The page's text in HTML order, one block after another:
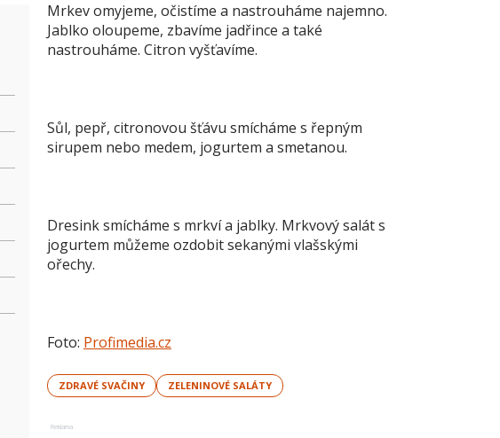
Mrkev omyjeme, očistíme a nastrouháme najemno.
Jablko oloupeme, zbavíme jadřince a také
nastrouháme. Citron vyšťavíme.
Sůl, pepř, citronovou šťávu smícháme s řepným
sirupem nebo medem, jogurtem a smetanou.
Dresink smícháme s mrkví a jablky. Mrkvový salát s
jogurtem můžeme ozdobit sekanými vlašskými
ořechy.
Foto: Profimedia.cz
ZDRAVÉ SVAČINY ZELENINOVÉ SALÁTY
Reklama